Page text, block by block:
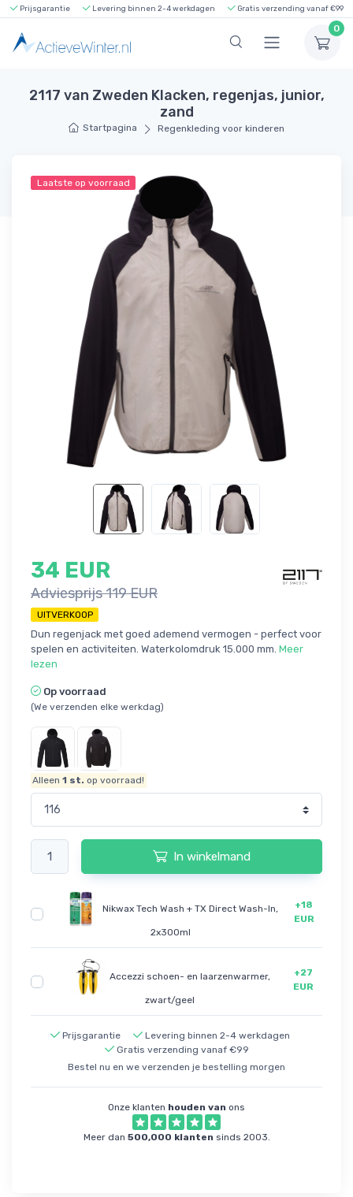
Prijsgarantie Levering binnen 2-4 werkdagen Gratis verzending vanaf €99
0
2117 van Zweden Klacken, regenjas, junior,
zand
Startpagina Regenkleding voor kinderen
Laatste op voorraad
34 EUR
Adviesprijs 119 EUR
UITVERKOOP
Dun regenjack met goed ademend vermogen - perfect voor
spelen en activiteiten. Waterkolomdruk 15.000 mm. Meer
lezen
Op voorraad
(We verzenden elke werkdag)
Alleen1 st. op voorraad!
In winkelmand
Nikwax Tech Wash + TX Direct Wash-In,
2x300ml
+18
EUR
Accezzi schoen- en laarzenwarmer,
zwart/geel
+27
EUR
Prijsgarantie
Levering binnen 2-4 werkdagen
Gratis verzending vanaf €99
Bestel nu en we verzenden je bestelling morgen
Onze klanten houden van ons
Meer dan 500,000 klanten sinds 2003.